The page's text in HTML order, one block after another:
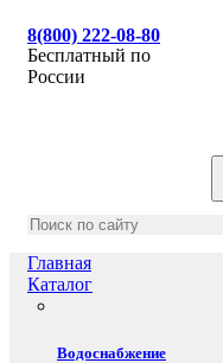
8(800) 222-08-80
Бесплатный по
России
Главная
Каталог
Водоснабжение